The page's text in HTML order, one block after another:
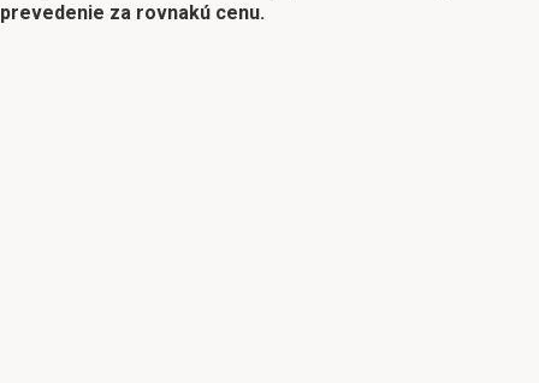
prevedenie za rovnakú cenu.